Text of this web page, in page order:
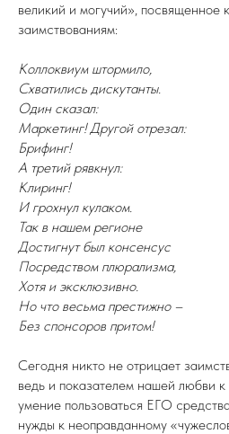
великий и могучий», посвященное
заимствованиям:
Коллоквиум штормило,
Схватились дискутанты.
Один сказал:
Маркетинг! Другой отрезал:
Брифинг!
А третий рявкнул:
Клиринг!
И грохнул кулаком.
Так в нашем регионе
Достигнут был консенсус
Посредством плюрализма,
Хотя и эксклюзивно.
Но что весьма престижно –
Без спонсоров притом!
Сегодня никто не отрицает
ведь и показателем нашей любви
умение пользоваться ЕГО
нужды к неоправданному